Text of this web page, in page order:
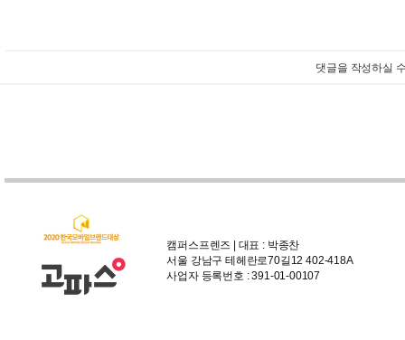
댓글을 작성하실
캠퍼스프렌즈 | 대표 : 박종찬
서울 강남구 테헤란로70길12 402-418A
사업자 등록번호 : 391-01-00107